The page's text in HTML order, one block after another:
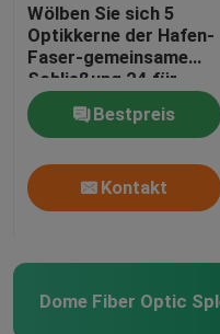
Wölben Sie sich 5
Optikkerne der Hafen-
Faser-gemeinsame
Schließung 24 für
angebrachten den
LuftpfostenBestpreis
Kontakt
Dome Fiber Optic